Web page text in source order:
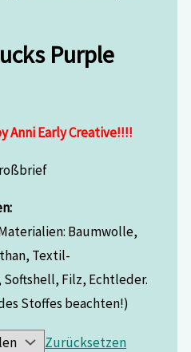
Purple
Anni Early Creative!!!!
Baumwolle,
Textil-
Filz, Echtleder.
Stoffes beachten!)
Zurücksetzen